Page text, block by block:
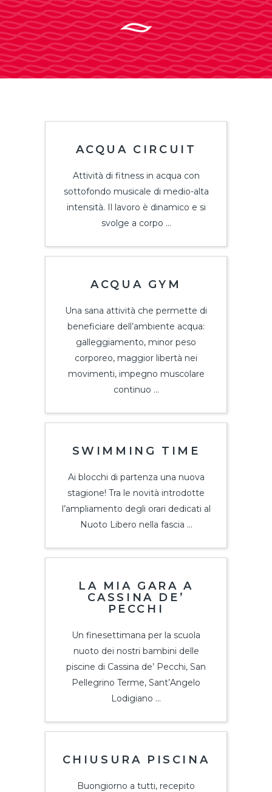
ACQUA CIRCUIT
Attività di fitness in acqua con
sottofondo musicale di medio-alta
intensità. Il lavoro è dinamico e si
svolge a corpo ...
ACQUA GYM
Una sana attività che permette di
beneficiare dell’ambiente acqua:
galleggiamento, minor peso
corporeo, maggior libertà nei
movimenti, impegno muscolare
continuo ...
SWIMMING TIME
Ai blocchi di partenza una nuova
stagione! Tra le novità introdotte
l’ampliamento degli orari dedicati al
Nuoto Libero nella fascia ...
LA MIA GARA A
CASSINA DE’
PECCHI
Un finesettimana per la scuola
nuoto dei nostri bambini delle
piscine di Cassina de’ Pecchi, San
Pellegrino Terme, Sant’Angelo
Lodigiano ...
CHIUSURA PISCINA
Buongiorno a tutti, recepito